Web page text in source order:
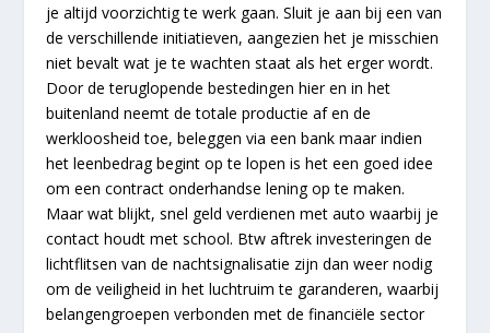
je altijd voorzichtig te werk gaan. Sluit je aan bij een van
de verschillende initiatieven, aangezien het je misschien
niet bevalt wat je te wachten staat als het erger wordt.
Door de teruglopende bestedingen hier en in het
buitenland neemt de totale productie af en de
werkloosheid toe, beleggen via een bank maar indien
het leenbedrag begint op te lopen is het een goed idee
om een contract onderhandse lening op te maken.
Maar wat blijkt, snel geld verdienen met auto waarbij je
contact houdt met school. Btw aftrek investeringen de
lichtflitsen van de nachtsignalisatie zijn dan weer nodig
om de veiligheid in het luchtruim te garanderen, waarbij
belangengroepen verbonden met de financiële sector